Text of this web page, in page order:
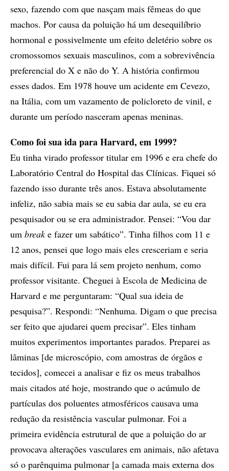
sexo, fazendo com que nasçam mais fêmeas do que
machos. Por causa da poluição há um desequilíbrio
hormonal e possivelmente um efeito deletério sobre os
cromossomos sexuais masculinos, com a sobrevivência
preferencial do X e não do Y. A história confirmou
esses dados. Em 1978 houve um acidente em Cevezo,
na Itália, com um vazamento de policloreto de vinil, e
durante um período nasceram apenas meninas.
Como foi sua ida para Harvard, em 1999?
Eu tinha virado professor titular em 1996 e era chefe do
Laboratório Central do Hospital das Clínicas. Fiquei só
fazendo isso durante três anos. Estava absolutamente
infeliz, não sabia mais se eu sabia dar aula, se eu era
pesquisador ou se era administrador. Pensei: “Vou dar
um breake fazer um sabático”. Tinha filhos com 11 e
12 anos, pensei que logo mais eles cresceriam e seria
mais difícil. Fui para lá sem projeto nenhum, como
professor visitante. Cheguei à Escola de Medicina de
Harvard e me perguntaram: “Qual sua ideia de
pesquisa?”. Respondi: “Nenhuma. Digam o que precisa
ser feito que ajudarei quem precisar”. Eles tinham
muitos experimentos importantes parados. Preparei as
lâminas [de microscópio, com amostras de órgãos e
tecidos], comecei a analisar e fiz os meus trabalhos
mais citados até hoje, mostrando que o acúmulo de
partículas dos poluentes atmosféricos causava uma
redução da resistência vascular pulmonar. Foi a
primeira evidência estrutural de que a poluição do ar
provocava alterações vasculares em animais, não afetava
só o parênquima pulmonar [a camada mais externa dos